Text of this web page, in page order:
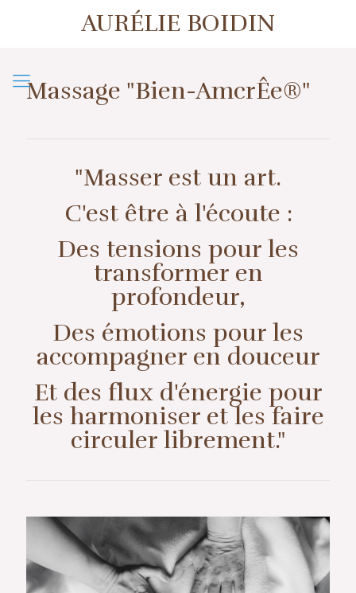
AURÉLIE BOIDIN
Massage "Bien-AmcrÊe®"
"Masser est un art.
C'est être à l'écoute :
Des tensions pour les
transformer en
profondeur,
Des émotions pour les
accompagner en douceur
Et des flux d'énergie pour
les harmoniser et les faire
circuler librement."
1er contact ou prise de rendez-vous